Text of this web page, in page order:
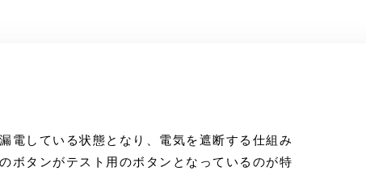
電している状態となり、電気を遮断する仕組み
ボタンがテスト用のボタンとなっているのが特